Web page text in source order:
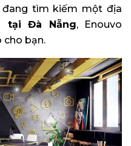
đang tìm kiếm một địa
tại Đà Nẵng, Enouvo
cho bạn.